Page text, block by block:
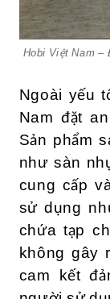
Hobi Việt Nam –
Ngoài yếu
Nam đặt
Sản phẩm
như sàn
cung cấp
sử dụng
chứa tạp
không gây
cam kết